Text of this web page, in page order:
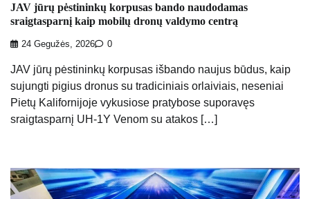
JAV jūrų pėstininkų korpusas bando naudodamas
sraigtasparnį kaip mobilų dronų valdymo centrą
24 Gegužės, 2026 0
JAV jūrų pėstininkų korpusas išbando naujus būdus, kaip
sujungti pigius dronus su tradiciniais orlaiviais, neseniai
Pietų Kalifornijoje vykusiose pratybose suporavęs
sraigtasparnį UH-1Y Venom su atakos […]